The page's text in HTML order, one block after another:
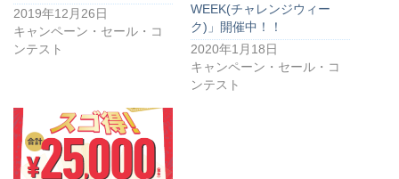
2019年12月26日
キャンペーン・セール・コ
ンテスト
WEEK(チャレンジウィー
ク)」開催中！！
2020年1月18日
キャンペーン・セール・コ
ンテスト